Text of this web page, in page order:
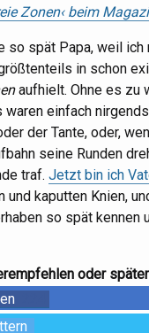
Zonen‹ beim
so spät Papa, weil
in schon
auf­hielt. Ohne es zu
waren ein­fach
der Tan­te, oder,
sei­ne Run­den
traf. Jetzt bin ich
und kaput­ten Knien,
so spät ken­nen
oder